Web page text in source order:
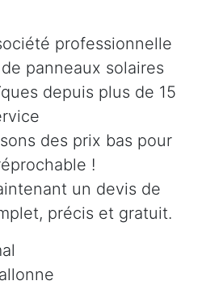
professionnelle
panneaux solaires
depuis plus de 15
des prix bas pour
!
un devis de
précis et gratuit.